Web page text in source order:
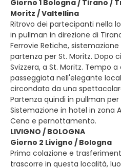
Giorno 1 Bologna / Tirano /
Moritz / Valtellina
Ritrovo dei partecipanti nella
in pullman in direzione di
Ferrovie Retiche, sistemazione
partenza per St. Moritz. Dopo
Svizzera, a St. Moritz. Tempo
passeggiata nell'elegante
circondata da una
Partenza quindi in pullman per
Sistemazione in hotel in zona
Cena e pernottamento.
LIVIGNO / BOLOGNA
Giorno 2 Livigno / Bologna
Prima colazione e
trascorre in questa località,